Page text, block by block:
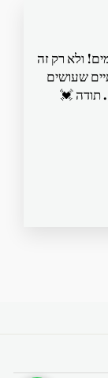
ולא רק זה
שעושים
תודה 💓